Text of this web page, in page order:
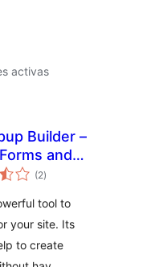
activas
Builder –
and
Lead
(2total
de
)
tool to
your site. Its
to create